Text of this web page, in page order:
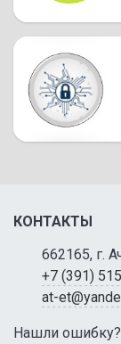
КОНТАКТЫ
662165, г.
+7 (391)
at-
Нашли